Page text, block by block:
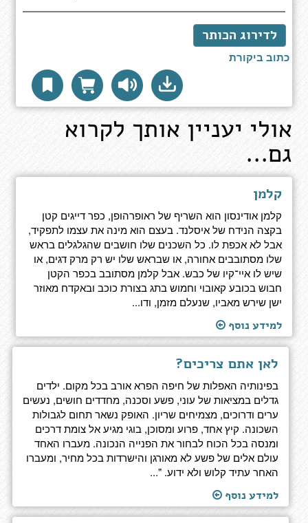
לדירוג הכותר
כתוב ביקורת
אולי יעניין אותך לקרוא
גם...
קלמן
קלמן אודינסון הוא השריף של ראופרהופן, כפר דייגים קטן
בקצה הנידח של איסלנד. בעצם הוא מינה את עצמו לתפקיד,
אבל לא אכפת לו. כל השכנים שלו חושבים שהגלגלים בראש
שלו מסתובבים אחורה, או שבראש שלו יש רק מרק דגים, או
שיש לו איי־קיו של כבש. אבל קלמן מסתובב בכפר הקטן
חבוש בכובע קאובוי וחמוש בתג בצורת כוכב ובאקדח מאוזר
ישן שירש מאביו, שנעלם מזמן, ודו...
למידע נוסף
לאן אתם צריכים?
בפינותיה האפלות של חיפה הפרא אורב בכל מקום. ילדים
גדלים במציאות של עוני, פשע וסכנה, מחדדים חושים, נעשים
ערים ודרוכים, מצמיחים שריון. האופק נשאר תחום לגבולות
השכונה. קיץ אחד, פרוע ומסוכן, בוגי מגיע אל צומת דרכים
ומנסה בכל הכוח לבחור את הפנייה הנכונה. מעברו האחד
עולם אלים של פשע לא מאורגן והישרדות בכל מחיר, ומעברו
האחר עתיד קלוש ולא ידוע. "...
למידע נוסף